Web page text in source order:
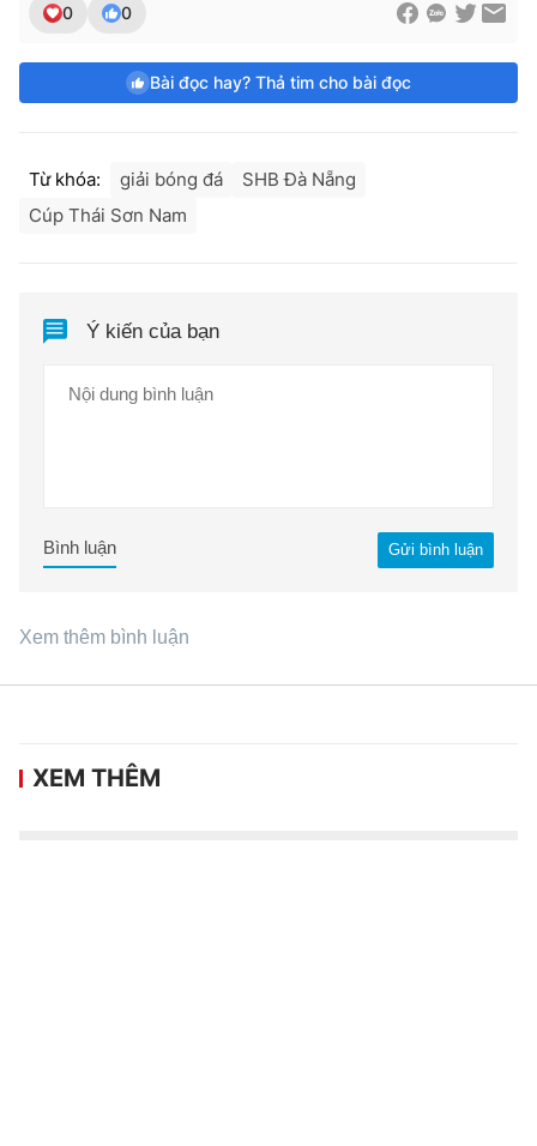
0 0
Bài đọc hay? Thả tim cho bài đọc
Từ khóa: giải bóng đá
SHB Đà Nẵng
Cúp Thái Sơn Nam
Ý kiến của bạn
Gửi bình luận
Bình luận
Xem thêm bình luận
XEM THÊM